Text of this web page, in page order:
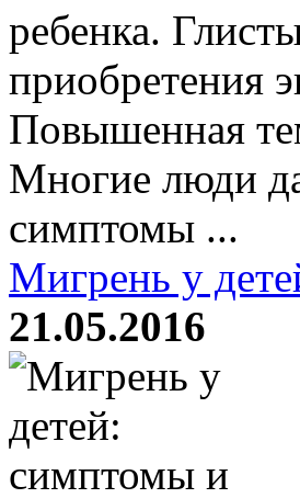
ребенка.
приобретения
Повышенная
Многие люди
симптомы ...
Мигрень у
21.05.2016